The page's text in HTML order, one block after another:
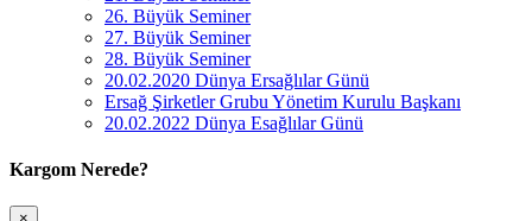
26. Büyük Seminer
27. Büyük Seminer
28. Büyük Seminer
20.02.2020 Dünya Ersağlılar Günü
Ersağ Şirketler Grubu Yönetim Kurulu Başkanı
20.02.2022 Dünya Esağlılar Günü
Kargom Nerede?